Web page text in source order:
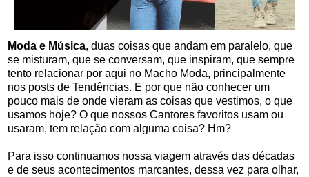
Moda e Música, duas coisas que andam em paralelo, que
se misturam, que se conversam, que inspiram, que sempre
tento relacionar por aqui no Macho Moda, principalmente
nos posts de Tendências. E por que não conhecer um
pouco mais de onde vieram as coisas que vestimos, o que
usamos hoje? O que nossos Cantores favoritos usam ou
usaram, tem relação com alguma coisa? Hm?
Para isso continuamos nossa viagem através das décadas
e de seus acontecimentos marcantes, dessa vez para olhar,